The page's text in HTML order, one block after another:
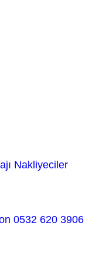
Nakliyeciler
0532 620 3906